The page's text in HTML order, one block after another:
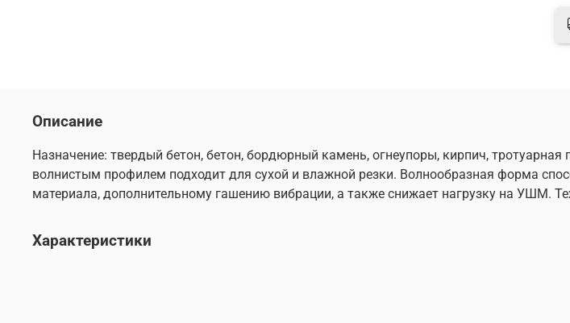
Описание
Назначение: твердый бетон, бетон, бордюрный камень, огнеупоры, кирпич,
волнистым профилем подходит для сухой и влажной резки. Волнообразная форма
материала, дополнительному гашению вибрации, а также снижает нагрузку на УШМ.
Характеристики